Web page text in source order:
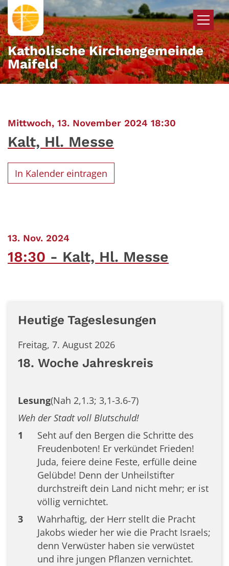
Zum Inhalt springen
Katholische Kirchengemeinde
Maifeld
Mittwoch, 13. November 2024 18:30
Kalt, Hl. Messe
In Kalender eintragen
13. Nov. 2024:
18:30 Kalt, Hl. Messe
Heutige Tageslesungen
Freitag, 7. August 2026
18. Woche Jahreskreis
Lesung(Nah 2,1.3; 3,1-3.6-7)
Weh der Stadt voll Blutschuld!
1
Seht auf den Bergen die Schritte des
Freudenboten! Er verkündet Frieden!
Juda, feiere deine Feste, erfülle deine
Gelübde! Denn der Unheilstifter
durchstreift dein Land nicht mehr; er ist
völlig vernichtet.
3
Wahrhaftig, der Herr stellt die Pracht
Jakobs wieder her wie die Pracht Israels;
denn Verwüster haben sie verwüstet
und ihre jungen Pflanzen vernichtet.